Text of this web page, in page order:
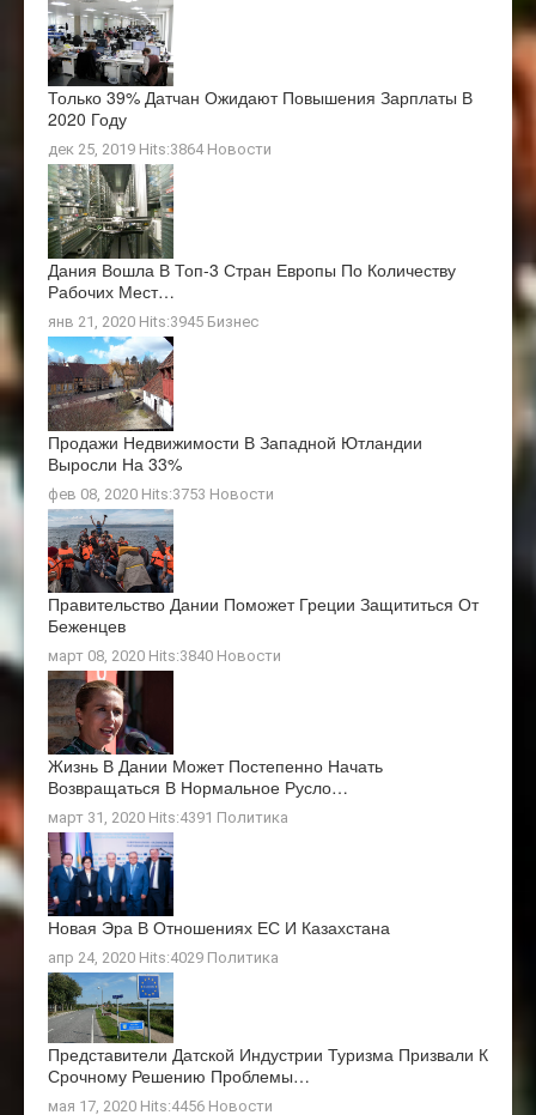
Только 39% Датчан Ожидают Повышения Зарплаты В
2020 Году
дек 25, 2019 Hits:3864 Новости
Дания Вошла В Топ-3 Стран Европы По Количеству
Рабочих Мест…
янв 21, 2020 Hits:3945 Бизнес
Продажи Недвижимости В Западной Ютландии
Выросли На 33%
фев 08, 2020 Hits:3753 Новости
Правительство Дании Поможет Греции Защититься От
Беженцев
март 08, 2020 Hits:3840 Новости
Жизнь В Дании Может Постепенно Начать
Возвращаться В Нормальное Русло…
март 31, 2020 Hits:4391 Политика
Новая Эра В Отношениях ЕС И Казахстана
апр 24, 2020 Hits:4029 Политика
Представители Датской Индустрии Туризма Призвали К
Срочному Решению Проблемы…
мая 17, 2020 Hits:4456 Новости